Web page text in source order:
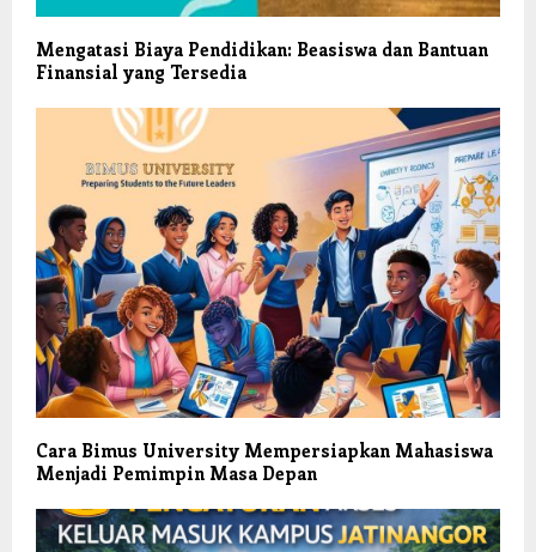
Mengatasi Biaya Pendidikan: Beasiswa dan Bantuan
Finansial yang Tersedia
Cara Bimus University Mempersiapkan Mahasiswa
Menjadi Pemimpin Masa Depan